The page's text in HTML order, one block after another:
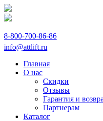
8-800-700-86-86
info@attlift.ru
Главная
О нас
Скидки
Отзывы
Гарантия и
Партнерам
Каталог